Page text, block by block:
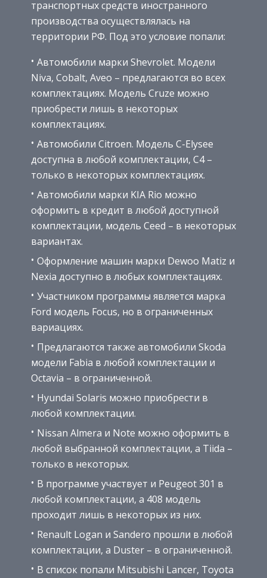
транспортных средств иностранного
производства осуществлялась на
территории РФ. Под это условие попали:
Автомобили марки Shevrolet. Модели
Niva, Cobalt, Aveo – предлагаются во всех
комплектациях. Модель Cruze можно
приобрести лишь в некоторых
комплектациях.
Автомобили Citroen. Модель C-Elysee
доступна в любой комплектации, C4 –
только в некоторых комплектациях.
Автомобили марки KIA Rio можно
оформить в кредит в любой доступной
комплектации, модель Ceed – в некоторых
вариантах.
Оформление машин марки Dewoo Matiz и
Nexia доступно в любых комплектациях.
Участником программы является марка
Ford модель Focus, но в ограниченных
вариациях.
Предлагаются также автомобили Skoda
модели Fabia в любой комплектации и
Octavia – в ограниченной.
Hyundai Solaris можно приобрести в
любой комплектации.
Nissan Almera и Note можно оформить в
любой выбранной комплектации, а Tiida –
только в некоторых.
В программе участвует и Peugeot 301 в
любой комплектации, а 408 модель
проходит лишь в некоторых из них.
Renault Logan и Sandero прошли в любой
комплектации, а Duster – в ограниченной.
В список попали Mitsubishi Lancer, Toyota